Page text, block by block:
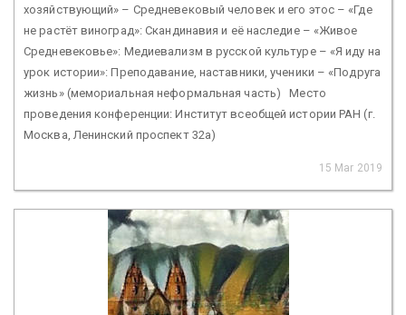
хозяйствующий» – Средневековый человек и его этос – «Где
не растёт виноград»: Скандинавия и её наследие – «Живое
Средневековье»: Медиевализм в русской культуре – «Я иду на
урок истории»: Преподавание, наставники, ученики – «Подруга
жизнь» (мемориальная неформальная часть) Место
проведения конференции: Институт всеобщей истории РАН (г.
Москва, Ленинский проспект 32а)
15 Mar 2019